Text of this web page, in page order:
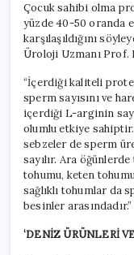
Çocuk sahibi olma
yüzde 40-50 oranda
karşılaşıldığını
Üroloji Uzmanı Prof.
“İçerdiği kaliteli
sperm sayısını ve
içerdiği L-arginin
olumlu etkiye
sebzeler de sperm
sayılır. Ara
tohumu, keten
sağlıklı tohumlar da
besinler arasındadır.”
‘DENİZ ÜRÜNLERİ